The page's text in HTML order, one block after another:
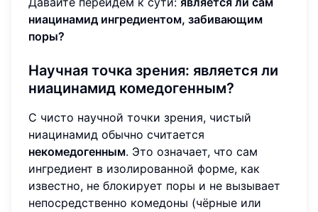
ниацинамид ингредиентом, забивающим
поры?
Научная точка зрения: является ли
ниацинамид комедогенным?
С чисто научной точки зрения, чистый
ниацинамид обычно считается
некомедогенным. Это означает, что сам
ингредиент в изолированной форме, как
известно, не блокирует поры и не вызывает
непосредственно комедоны (чёрные или